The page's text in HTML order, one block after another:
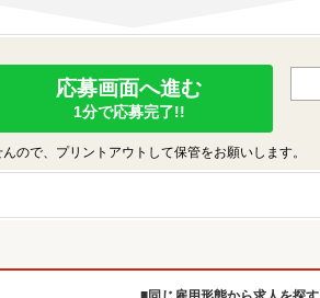
応募画面へ進む
1分で応募完了!!
ので、プリントアウトして保管をお願いします。